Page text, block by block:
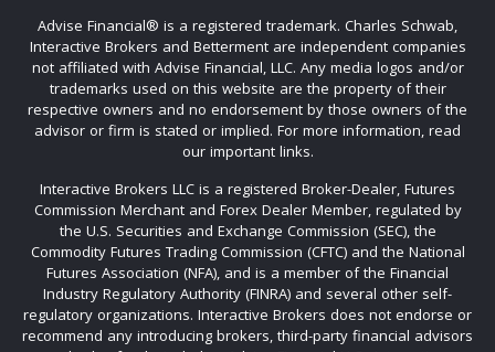
Advise Financial®️ is a registered trademark. Charles Schwab,
Interactive Brokers and Betterment are independent companies
not affiliated with Advise Financial, LLC. Any media logos and/or
trademarks used on this website are the property of their
respective owners and no endorsement by those owners of the
advisor or firm is stated or implied. For more information, read
our important links.
Interactive Brokers LLC is a registered Broker-Dealer, Futures
Commission Merchant and Forex Dealer Member, regulated by
the U.S. Securities and Exchange Commission (SEC), the
Commodity Futures Trading Commission (CFTC) and the National
Futures Association (NFA), and is a member of the Financial
Industry Regulatory Authority (FINRA) and several other self-
regulatory organizations. Interactive Brokers does not endorse or
recommend any introducing brokers, third-party financial advisors